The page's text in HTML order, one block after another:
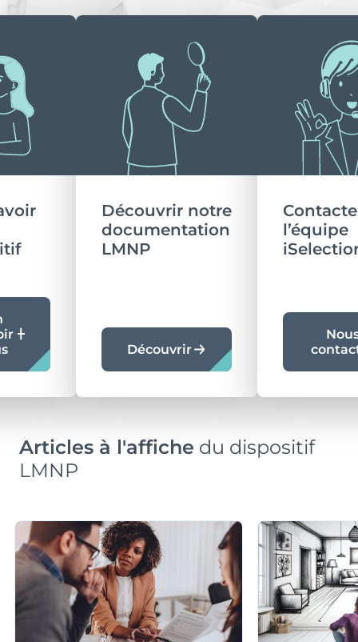
Découvrir notre
documentation
LMNP
Découvrir
l’équipe
Articles à l'affiche du dispositif
LMNP